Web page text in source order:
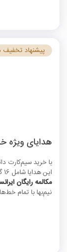
هدایای ویژه
با خرید سیم‌کارت‌
این هدایا شامل 16 گیگابایت
مکالمه رایگان
نیم‌بها با تمام
پیشنهاد تخفیف